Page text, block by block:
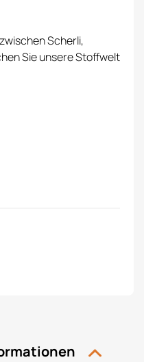
Scherli,
Sie unsereStoffwelt